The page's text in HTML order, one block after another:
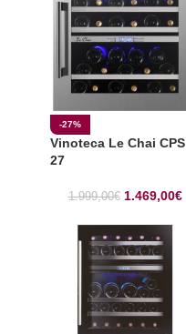
-27%
Vinoteca Le Chai CPS
27
1.999,00€ 1.469,00€